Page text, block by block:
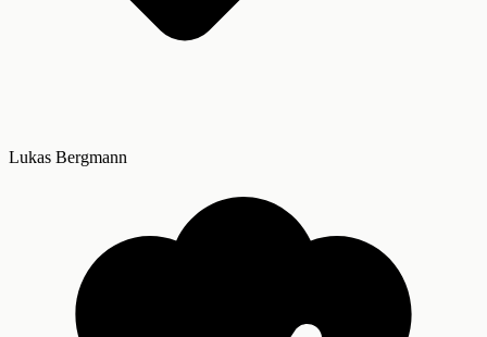
Lukas Bergmann